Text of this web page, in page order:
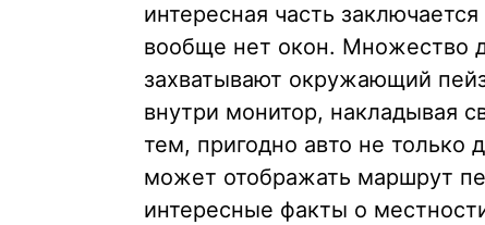
интересная часть
вообще нет окон. Множество
захватывают окружающий
внутри монитор, накладывая
тем, пригодно авто не только
может отображать маршрут
интересные факты о